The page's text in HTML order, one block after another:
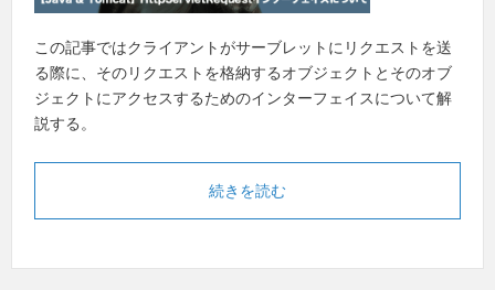
この記事ではクライアントがサーブレットにリクエストを送
る際に、そのリクエストを格納するオブジェクトとそのオブ
ジェクトにアクセスするためのインターフェイスについて解
説する。
続きを読む